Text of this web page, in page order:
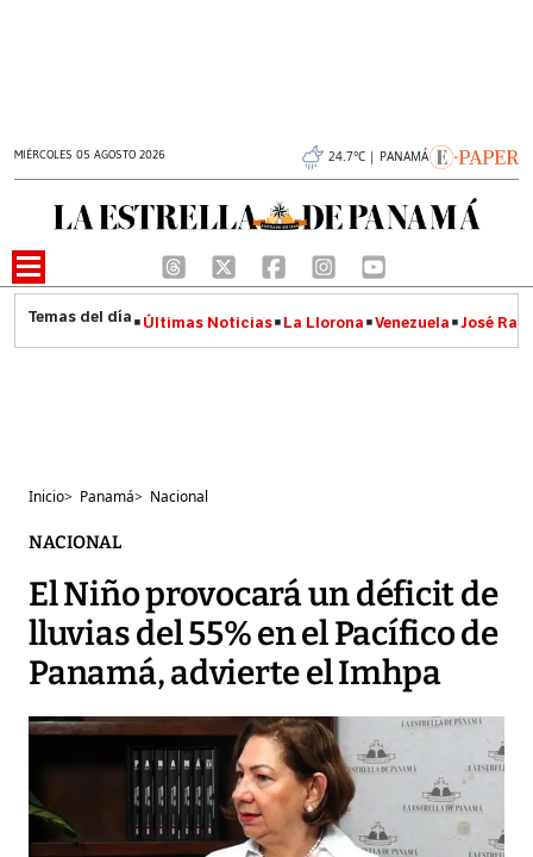
MIÉRCOLES 05 AGOSTO 2026 24.7°C | PANAMÁ
Últimas Noticias La Llorona Venezuela José
Inicio> Panamá> Nacional
NACIONAL
El Niño provocará un déficit de
lluvias del 55% en el Pacífico de
Panamá, advierte el Imhpa